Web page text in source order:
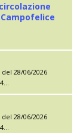
28/06/2026
28/06/2026